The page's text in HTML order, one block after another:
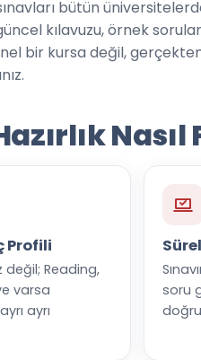
bütün
kılavuzu, örnek
bir kursa değil,
Nasıl
Profili
değil; Reading,
varsa
ayrı
soru